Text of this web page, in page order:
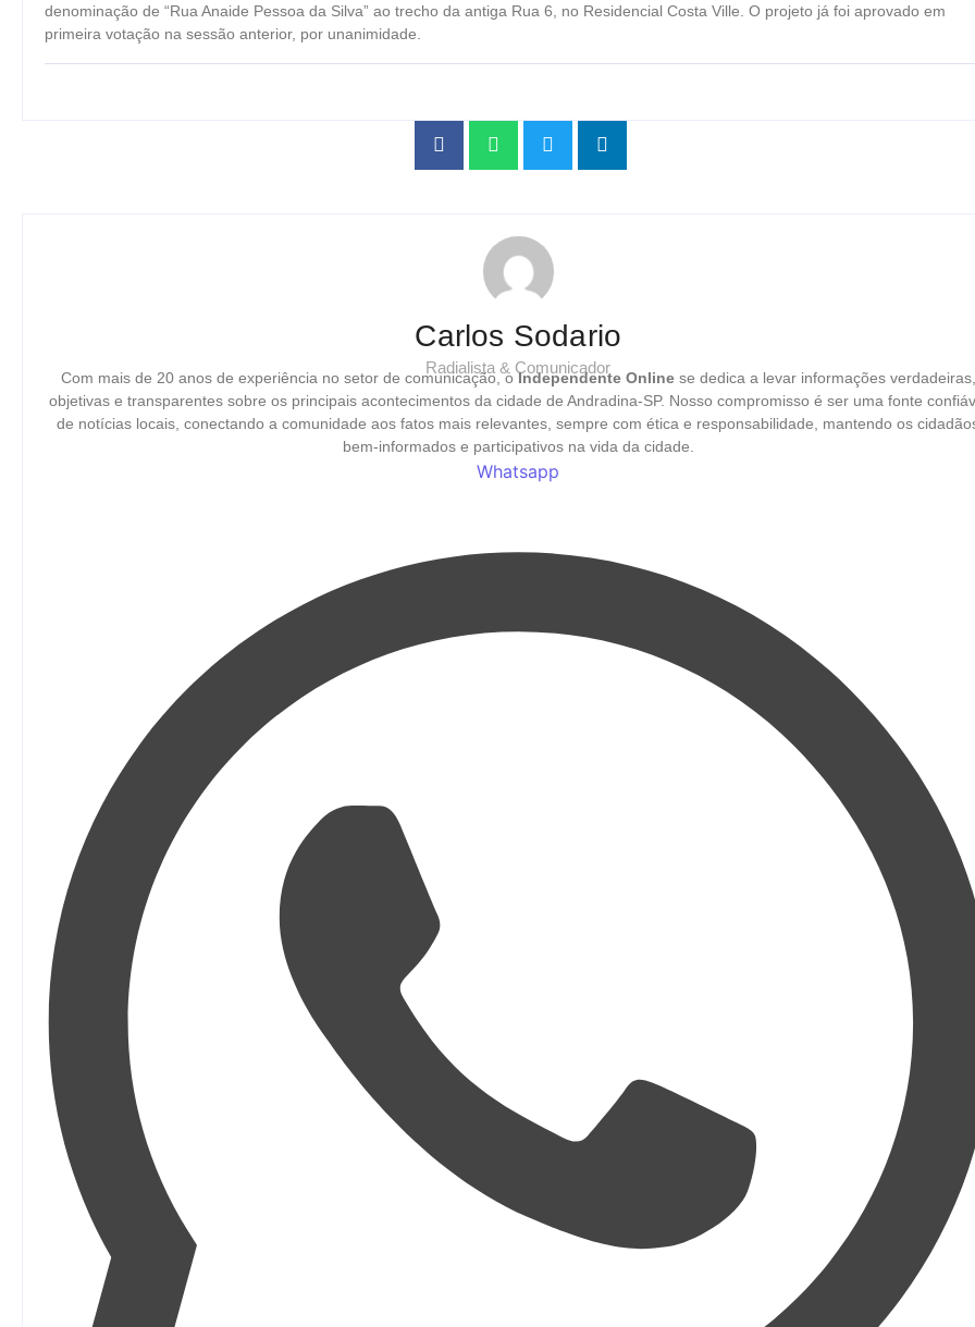
denominação de “Rua Anaide Pessoa da Silva” ao trecho da antiga Rua 6, no Residencial Costa Ville. O projeto já foi aprovado em
primeira votação na sessão anterior, por unanimidade.
Carlos Sodario
Radialista & Comunicador
Com mais de 20 anos de experiência no setor de comunicação, o Independente Onlinese dedica a levar informações verdadeiras,
objetivas e transparentes sobre os principais acontecimentos da cidade de Andradina-SP. Nosso compromisso é ser uma fonte
de notícias locais, conectando a comunidade aos fatos mais relevantes, sempre com ética e responsabilidade, mantendo os
bem-informados e participativos na vida da cidade.
Whatsapp